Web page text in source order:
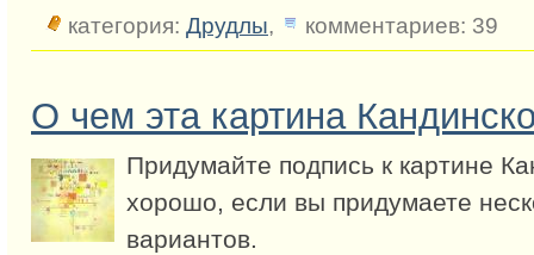
категория: Друдлы, комментариев: 39
О чем эта картина
Придумайте подпись к картине
хорошо, если вы придумаете
вариантов.